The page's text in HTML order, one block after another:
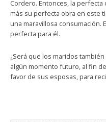
Cordero. Entonces, la perfecta
más su perfecta obra en este
una maravillosa consumación.
perfecta para él.
¿Será que los maridos
algún momento futuro, al fin
favor de sus esposas, para